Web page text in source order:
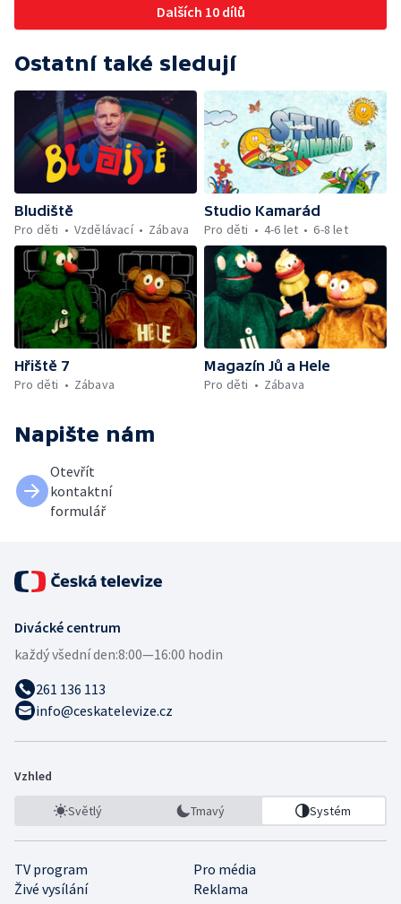
Dalších 10 dílů
Ostatní také sledují
Bludiště
Pro děti
Vzdělávací Zábava
Studio Kamarád
Pro děti
4-6 let 6-8 let
Hřiště 7
Pro děti
Zábava
Magazín Jů a Hele
Pro děti
Zábava
Napište nám
Otevřít
kontaktní
formulář
Divácké centrum
každý všední den:8:00—16:00 hodin
261 136 113
info@ceskatelevize.cz
Vzhled
Světlý Tmavý Systém
TV program
Pro média
Živé vysílání
Reklama